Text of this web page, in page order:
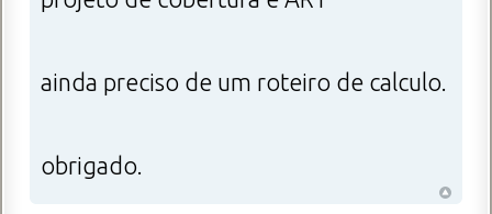
ainda preciso de um roteiro de calculo.
obrigado.